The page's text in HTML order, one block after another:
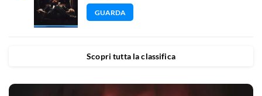
GUARDA
Scopri tutta la classifica